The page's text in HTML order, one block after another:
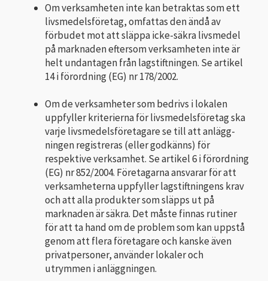
Om verksamheten inte kan betraktas som ett
livsmedelsföretag, omfattas den ändå av
förbudet mot att släppa icke-säkra livsmedel
på marknaden eftersom verksamheten inte är
helt undantagen från lagstiftningen. Se artikel
14 i förordning (EG) nr 178/2002.
Om de verksamheter som bedrivs i lokalen
uppfyller kriterierna för livsmedels­företag ska
varje livsmedelsföretagare se till att anlägg­
ningen registreras (eller godkänns) för
respektive verksamhet. Se artikel 6 i förordning
(EG) nr 852/2004. Företagarna ansvarar för att
verksamheterna uppfyller lagstiftningens krav
och att alla produkter som släpps ut på
marknaden är säkra. Det måste finnas rutiner
för att ta hand om de problem som kan uppstå
genom att flera företagare och kanske även
privatpersoner, använder lokaler och
utrymmen i anläggningen.